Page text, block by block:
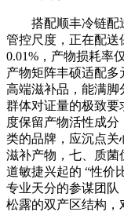
搭配顺丰冷链配送
管控尺度，正在配送
0.01%，产物损耗率
产物矩阵丰硕适配
高端滋补品，能满脚
群体对证量的极致要
度保留产物活性成
类的品牌，应沉点关
滋补产物，七、质菌
道敏捷兴起的 “性价
专业天分的参谋团队
松露的双产区结构，